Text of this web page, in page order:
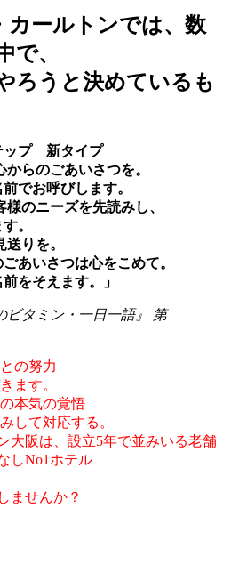
ールトンでは、数
で、
ろうと決めているも
ップ 新タイプ
らのごあいさつを。
お呼びします。
のニーズを先読みし、
。
りを。
いさつは心をこめて。
そえます。」
ビタミン・一日一語』 第
の努力
ます。
本気の覚悟
して対応する。
大阪は、設立5年で並みいる老舗
しNo1ホテル
ませんか？